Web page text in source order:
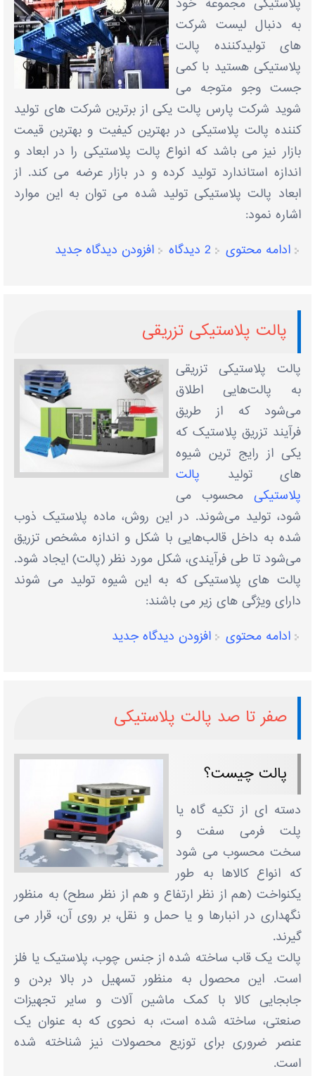
به دنبال لیست شرکت
های تولیدکننده پالت
پلاستیکی هستید با کمی
جست وجو متوجه می
شوید شرکت پارس پالت یکی از برترین شرکت های تولید
کننده پالت پلاستیکی در بهترین کیفیت و بهترین قیمت
بازار نیز می باشد که انواع پالت پلاستیکی را در ابعاد و
اندازه استاندارد تولید کرده و در بازار عرضه می کند. از
ابعاد پالت پلاستیکی تولید شده می توان به این موارد
اشاره نمود:
ادامه محتوی
2 دیدگاه افزودن دیدگاه جدید
پالت پلاستیکی تزریقی
پالت پلاستیکی تزریقی
به پالت‌هایی اطلاق
می‌شود که از طریق
فرآیند تزریق پلاستیک که
یکی از رایج ترین شیوه
های تولید پالت
پلاستیکی محسوب می
شود، تولید می‌شوند. در این روش، ماده پلاستیک ذوب
شده به داخل قالب‌هایی با شکل و اندازه مشخص تزریق
می‌شود تا طی فرآیندی، شکل مورد نظر (پالت) ایجاد شود.
پالت های پلاستیکی که به این شیوه تولید می شوند
دارای ویژگی های زیر می باشند:
ادامه محتوی
افزودن دیدگاه جدید
صفر تا صد پالت پلاستیکی
پالت چیست؟
دسته ای از تکیه گاه یا
پلت فرمی سفت و
سخت محسوب می شود
که انواع کالاها به طور
یکنواخت (هم از نظر ارتفاع و هم از نظر سطح) به منظور
نگهداری در انبارها و یا حمل و نقل، بر روی آن، قرار می
گیرند.
پالت یک قاب ساخته شده از جنس چوب، پلاستیک یا فلز
است. این محصول به منظور تسهیل در بالا بردن و
جابجایی کالا با کمک ماشین آلات و سایر تجهیزات
صنعتی، ساخته شده است، به نحوی که به عنوان یک
عنصر ضروری برای توزیع محصولات نیز شناخته شده
است.